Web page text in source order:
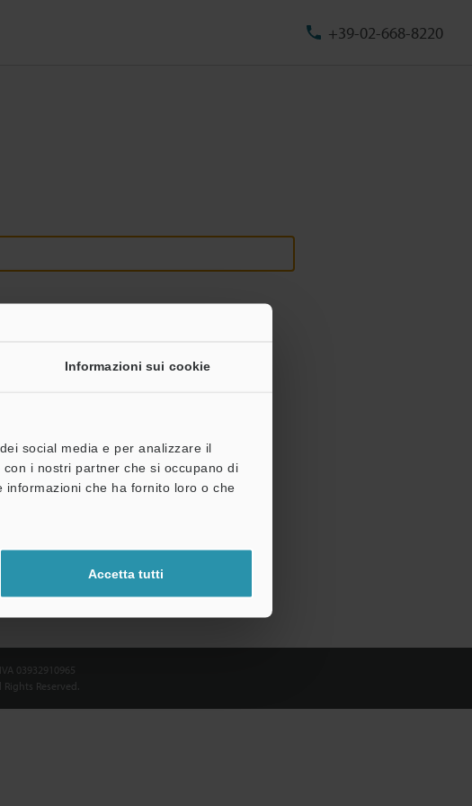
Informazioni sui cookie
social media e per analizzare il
i nostri partner che si occupano di
che ha fornito loro o che
Accetta tutti
+39-02-668-8220
03932910965
Rights Reserved.